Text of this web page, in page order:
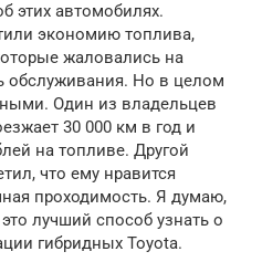
этих автомобилях.
экономию топлива,
жаловались на
обслуживания. Но в целом
Один из владельцев
30 000 км в год и
на топливе. Другой
что ему нравится
проходимость. Я думаю,
лучший способ узнать о
гибридных Toyota.